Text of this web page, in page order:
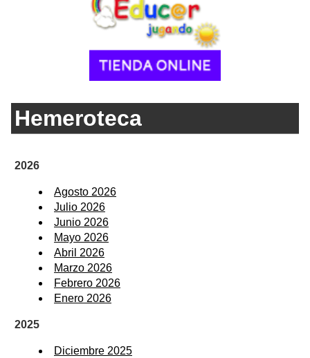
Hemeroteca
2026
Agosto 2026
Julio 2026
Junio 2026
Mayo 2026
Abril 2026
Marzo 2026
Febrero 2026
Enero 2026
2025
Diciembre 2025